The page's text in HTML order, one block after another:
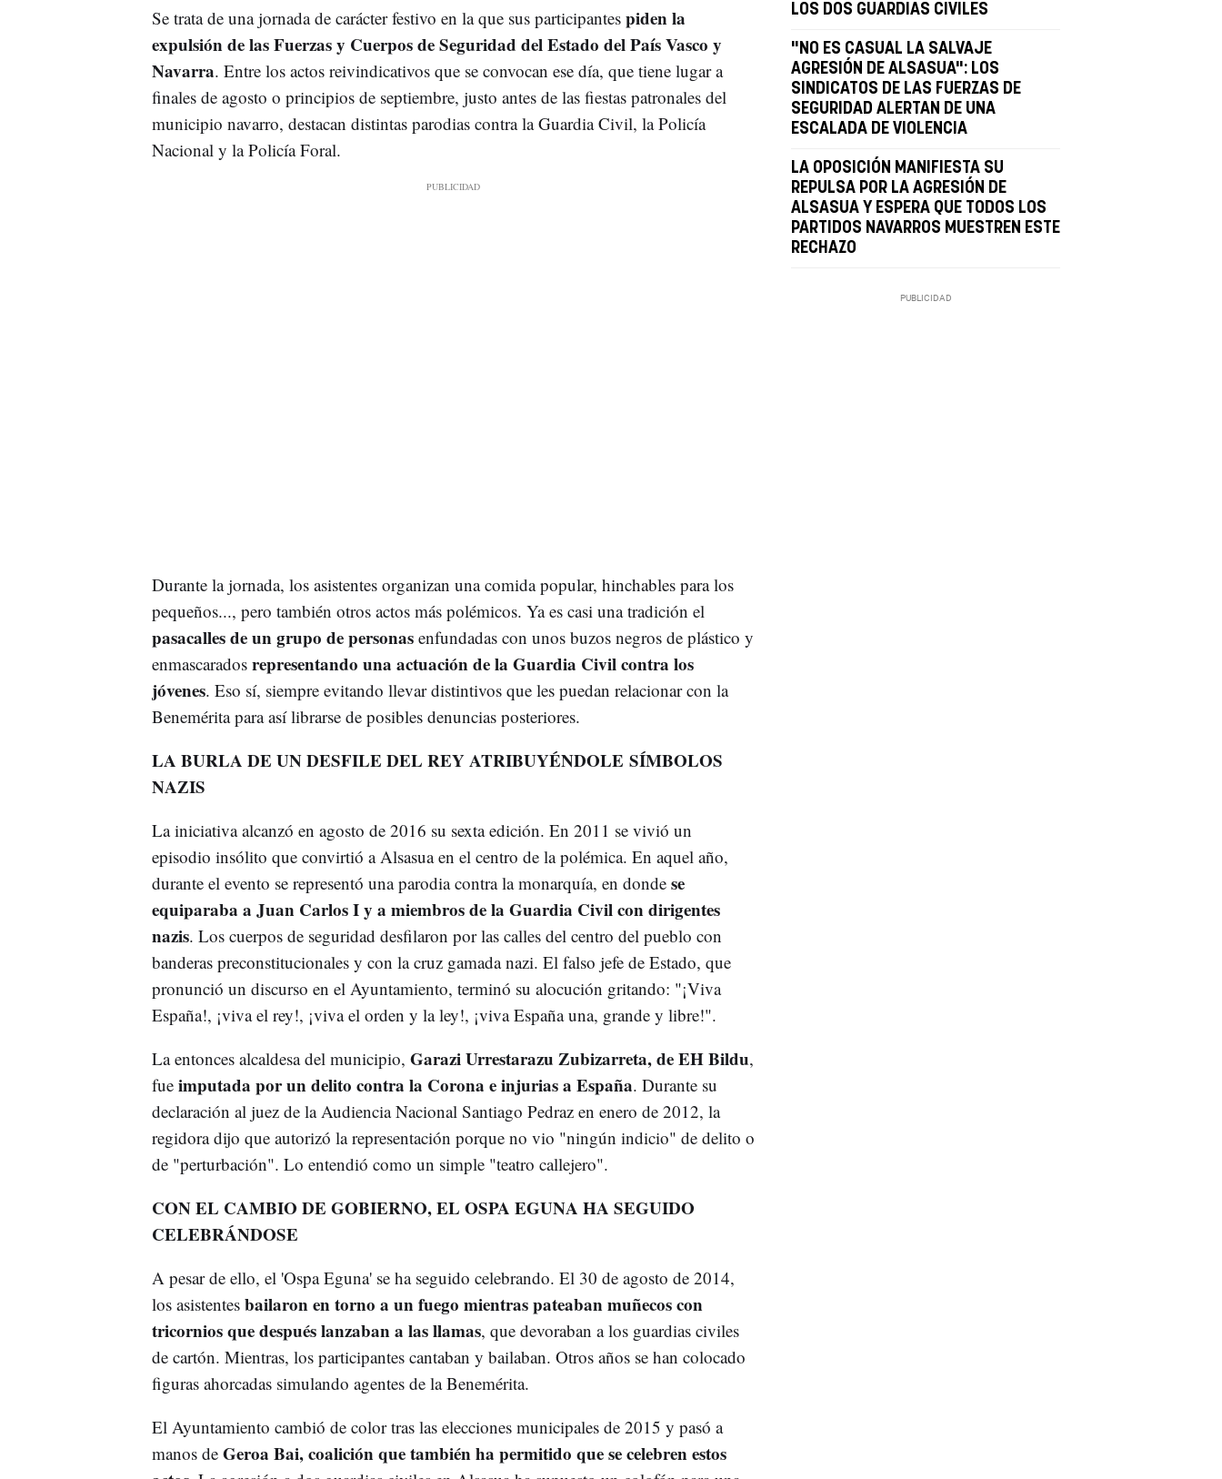
Se trata de una jornada de carácter festivo en la que sus participantes piden la
expulsión de las Fuerzas y Cuerpos de Seguridad del Estado del País Vasco y
Navarra. Entre los actos reivindicativos que se convocan ese día, que tiene lugar a
finales de agosto o principios de septiembre, justo antes de las fiestas patronales del
municipio navarro, destacan distintas parodias contra la Guardia Civil, la Policía
Nacional y la Policía Foral.
Durante la jornada, los asistentes organizan una comida popular, hinchables para los
pequeños..., pero también otros actos más polémicos. Ya es casi una tradición el
pasacalles de un grupo de personasenfundadas con unos buzos negros de plástico y
enmascaradosrepresentando una actuación de la Guardia Civil contra los
jóvenes. Eso sí, siempre evitando llevar distintivos que les puedan relacionar con la
Benemérita para así librarse de posibles denuncias posteriores.
LA BURLA DE UN DESFILE DEL REY ATRIBUYÉNDOLE SÍMBOLOS
NAZIS
La iniciativa alcanzó en agosto de 2016 su sexta edición. En 2011 se vivió un
episodio insólito que convirtió a Alsasua en el centro de la polémica. En aquel año,
durante el evento se representó una parodia contra la monarquía, en donde se
equiparaba a Juan Carlos I y a miembros de la Guardia Civil con dirigentes
nazis. Los cuerpos de seguridad desfilaron por las calles del centro del pueblo con
banderas preconstitucionales y con la cruz gamada nazi. El falso jefe de Estado, que
pronunció un discurso en el Ayuntamiento, terminó su alocución gritando: "¡Viva
España!, ¡viva el rey!, ¡viva el orden y la ley!, ¡viva España una, grande y libre!".
La entonces alcaldesa del municipio, Garazi Urrestarazu Zubizarreta, de EH Bildu,
fue imputada por un delito contra la Corona e injurias a España. Durante su
declaración al juez de la Audiencia Nacional Santiago Pedraz en enero de 2012, la
regidora dijo que autorizó la representación porque no vio "ningún indicio" de delito o
de "perturbación". Lo entendió como un simple "teatro callejero".
CON EL CAMBIO DE GOBIERNO, EL OSPA EGUNA HA SEGUIDO
CELEBRÁNDOSE
A pesar de ello, el 'Ospa Eguna' se ha seguido celebrando. El 30 de agosto de 2014,
los asistentesbailaron en torno a un fuego mientras pateaban muñecos con
tricornios que después lanzaban a las llamas, que devoraban a los guardias civiles
de cartón. Mientras, los participantes cantaban y bailaban. Otros años se han colocado
figuras ahorcadas simulando agentes de la Benemérita.
El Ayuntamiento cambió de color tras las elecciones municipales de 2015 y pasó a
manos deGeroa Bai, coalición que también ha permitido que se celebren estos
LOS DOS GUARDIAS CIVILES
"NO ES CASUAL LA SALVAJE
AGRESIÓN DE ALSASUA": LOS
SINDICATOS DE LAS FUERZAS DE
SEGURIDAD ALERTAN DE UNA
ESCALADA DE VIOLENCIA
LA OPOSICIÓN MANIFIESTA SU
REPULSA POR LA AGRESIÓN DE
ALSASUA Y ESPERA QUE TODOS LOS
PARTIDOS NAVARROS MUESTREN ESTE
RECHAZO